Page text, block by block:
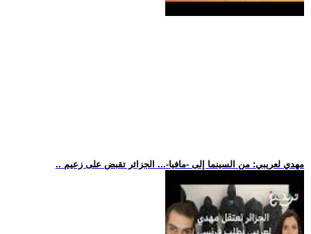
.. مهدي لعريبي: من السينما إلى -مافيا-... الجزائر تقبض على زعيم